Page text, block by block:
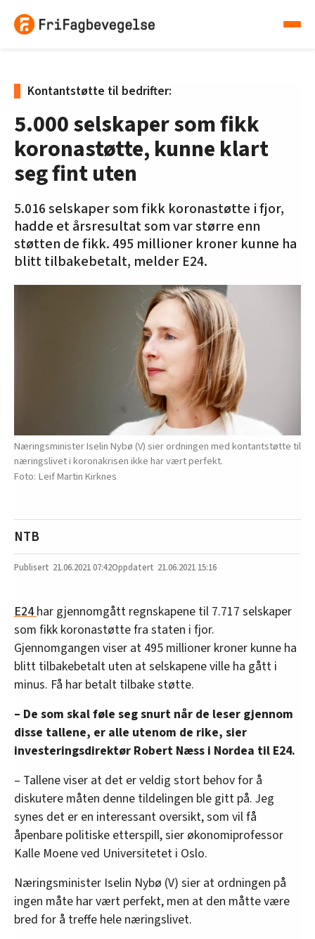
Kontantstøtte til bedrifter:
5.000 selskaper som fikk
koronastøtte, kunne klart
seg fint uten
5.016 selskaper som fikk koronastøtte i fjor,
hadde et årsresultat som var større enn
støtten de fikk. 495 millioner kroner kunne ha
blitt tilbakebetalt, melder E24.
Næringsminister Iselin Nybø (V) sier ordningen med kontantstøtte til
næringslivet i koronakrisen ikke har vært perfekt.
Leif Martin Kirknes
NTB
21.06.202107:42 21.06.2021 15:16
E24har gjennomgått regnskapene til 7.717 selskaper
som fikk koronastøtte fra staten i fjor.
Gjennomgangen viser at 495 millioner kroner kunne ha
blitt tilbakebetalt uten at selskapene ville ha gått i
minus. Få har betalt tilbake støtte.
– De som skal føle seg snurt når de leser gjennom
disse tallene, er alle utenom de rike, sier
investeringsdirektør Robert Næss i Nordea til E24.
– Tallene viser at det er veldig stort behov for å
diskutere måten denne tildelingen ble gitt på. Jeg
synes det er en interessant oversikt, som vil få
åpenbare politiske etterspill, sier økonomiprofessor
Kalle Moene ved Universitetet i Oslo.
Næringsminister Iselin Nybø (V) sier at ordningen på
ingen måte har vært perfekt, men at den måtte være
bred for å treffe hele næringslivet.